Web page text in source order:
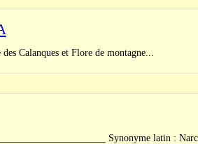
et Flore de montagne...
Synonyme latin :